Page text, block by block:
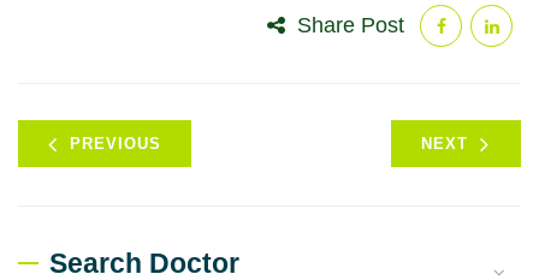
Share Post
PREVIOUS NEXT
Search Doctor